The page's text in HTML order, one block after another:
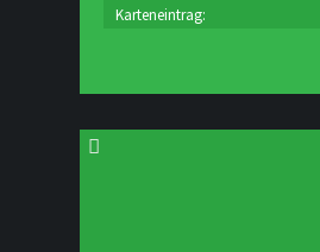
Karteneintrag